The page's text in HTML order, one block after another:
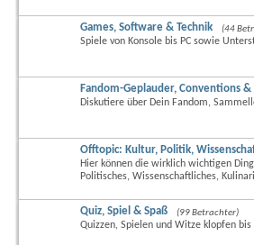
Games, Software & Technik (44
Spiele von Konsole bis PC sowie
Fandom-Geplauder, Conventions &
Diskutiere über Dein Fandom,
Offtopic: Kultur, Politik,
Hier können die wirklich wichtigen
Politisches, Wissenschaftliches,
Quiz, Spiel & Spaß (99 Betrachter)
Quizzen, Spielen und Witze klopfen